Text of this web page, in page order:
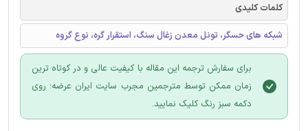
کلمات کلیدی
شبکه های حسگر، تونل معدن زغال سنگ، استقرار گره، نوع گروه
برای سفارش ترجمه این مقاله با کیفیت عالی و در کوتاه ترین
زمان ممکن توسط مترجمین مجرب سایت ایران عرضه؛ روی
دکمه سبز رنگ کلیک نمایید.